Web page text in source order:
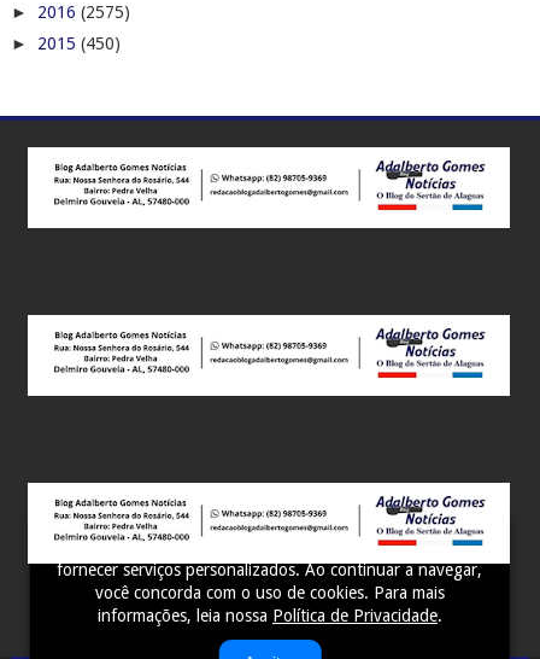
Este site utiliza cookies para melhorar sua experiência e
fornecer serviços personalizados. Ao continuar a navegar,
você concorda com o uso de cookies. Para mais
informações, leia nossa Política de Privacidade.
► 2016 (2575)
► 2015 (450)